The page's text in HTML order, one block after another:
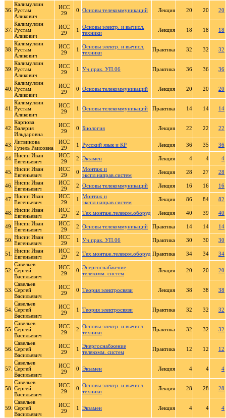
36.
Калимуллин
Рустам
Аликович
ИСС
29
0 Основы телекоммуникаций Лекция 20 20 20
37.
Калимуллин
Рустам
Аликович
ИСС
29
1
Основы электр. и вычисл.
техники
Лекция 18 18 18
38.
Калимуллин
Рустам
Аликович
ИСС
29
1
Основы электр. и вычисл.
техники
Практика 32 32 32
39.
Калимуллин
Рустам
Аликович
ИСС
29
1 Уч.прак. УП.06 Практика 36 36 36
40.
Калимуллин
Рустам
Аликович
ИСС
29
0 Основы телекоммуникаций Лекция 20 20 20
41.
Калимуллин
Рустам
Аликович
ИСС
29
1 Основы телекоммуникаций Практика 14 14 14
42.
Карпова
Валерия
Ильдаровна
ИСС
29
0 Биология Лекция 22 22 22
43. Литвинова
Гузель Раисовна
ИСС
29
1 Русский язык и КР Лекция 36 35 36
44. Нисин Иван
Евгеньевич
ИСС
29
2 Экзамен Лекция 4 4 4
45. Нисин Иван
Евгеньевич
ИСС
29
0 Монтаж и
экспл.направ.систем
Лекция 28 27 28
46. Нисин Иван
Евгеньевич
ИСС
29
2 Основы телекоммуникаций Лекция 16 16 16
47. Нисин Иван
Евгеньевич
ИСС
29
1
Монтаж и
экспл.направ.систем
Лекция 86 84 82
48. Нисин Иван
Евгеньевич
ИСС
29
2 Тех.монтаж.телеком.оборуд Лекция 40 39 40
49. Нисин Иван
Евгеньевич
ИСС
29
2 Основы телекоммуникаций Практика 14 14 14
50. Нисин Иван
Евгеньевич
ИСС
29
1 Уч.прак. УП.06 Практика 30 30 30
51.
Нисин Иван
Евгеньевич
ИСС
29
2 Тех.монтаж.телеком.оборуд Практика 34 34 34
52.
Савельев
Сергей
Васильевич
ИСС
29
0 Энергоснабжение
телекомм. систем
Лекция 20 20 20
53.
Савельев
Сергей
Васильевич
ИСС
29
0 Теория электросвязи Лекция 38 38 38
54.
Савельев
Сергей
Васильевич
ИСС
29
1 Теория электросвязи Практика 32 32 32
55.
Савельев
Сергей
Васильевич
ИСС
29
2 Основы электр. и вычисл.
техники
Практика 32 32 32
56.
Савельев
Сергей
Васильевич
ИСС
29
1
Энергоснабжение
телекомм. систем
Практика 12 12 12
57.
Савельев
Сергей
Васильевич
ИСС
29
0 Экзамен Лекция 4 4 4
58.
Савельев
Сергей
Васильевич
ИСС
29
0 Основы электр. и вычисл.
техники
Лекция 28 28 28
59.
Савельев
Сергей
Васильевич
ИСС
29
1 Экзамен Лекция 4 4 4